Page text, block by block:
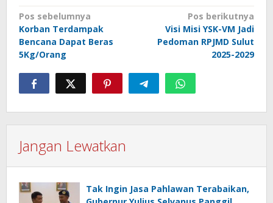
Navigasi
pos
Pos sebelumnya
Korban Terdampak
Bencana Dapat Beras
5Kg/Orang
Pos berikutnya
Visi Misi YSK-VM Jadi
Pedoman RPJMD Sulut
2025-2029
Jangan Lewatkan
Tak Ingin Jasa Pahlawan Terabaikan,